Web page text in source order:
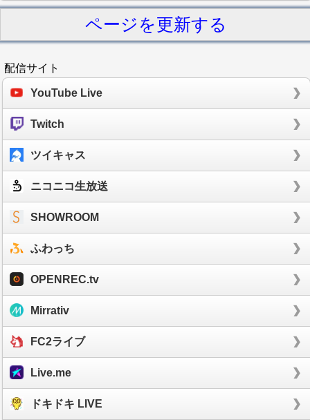
ページを更新する
配信サイト
YouTube Live
Twitch
ツイキャス
ニコニコ生放送
SHOWROOM
ふわっち
OPENREC.tv
Mirrativ
FC2ライブ
Live.me
ドキドキ LIVE